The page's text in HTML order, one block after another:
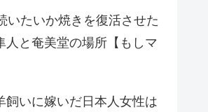
いたいか焼きを復活させた
人と奄美堂の場所【もしマ
飼いに嫁いだ日本人女性は